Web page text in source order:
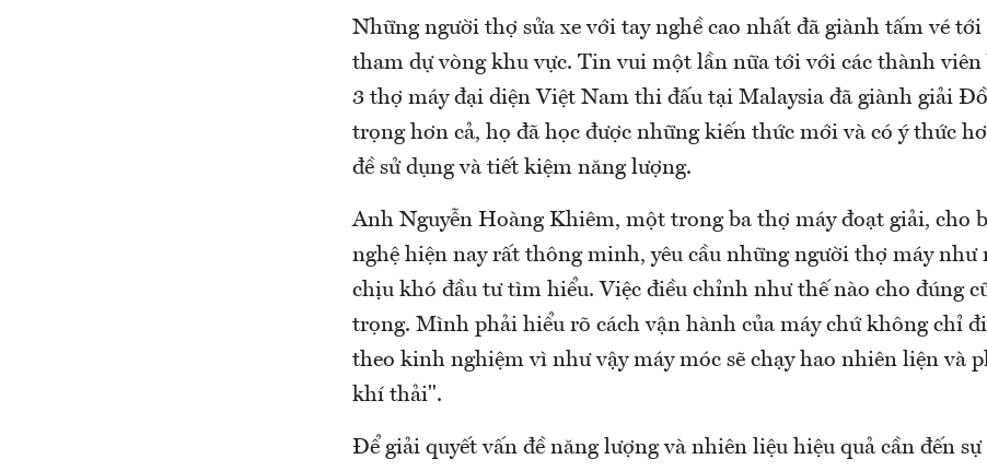
Những người thợ sửa xe với tay nghề cao nhất đã giành tấm vé tới
tham dự vòng khu vực. Tin vui một lần nữa tới với các thành
3 thợ máy đại diện Việt Nam thi đấu tại Malaysia đã giành giải
trọng hơn cả, họ đã học được những kiến thức mới và có ý thức
đề sử dụng và tiết kiệm năng lượng.
Anh Nguyễn Hoàng Khiêm, một trong ba thợ máy đoạt giải, cho
nghệ hiện nay rất thông minh, yêu cầu những người thợ máy
chịu khó đầu tư tìm hiểu. Việc điều chỉnh như thế nào cho đúng
trọng. Mình phải hiểu rõ cách vận hành của máy chứ không chỉ
theo kinh nghiệm vì như vậy máy móc sẽ chạy hao nhiên liện và
khí thải".
Để giải quyết vấn đề năng lượng và nhiên liệu hiệu quả cần đến sự